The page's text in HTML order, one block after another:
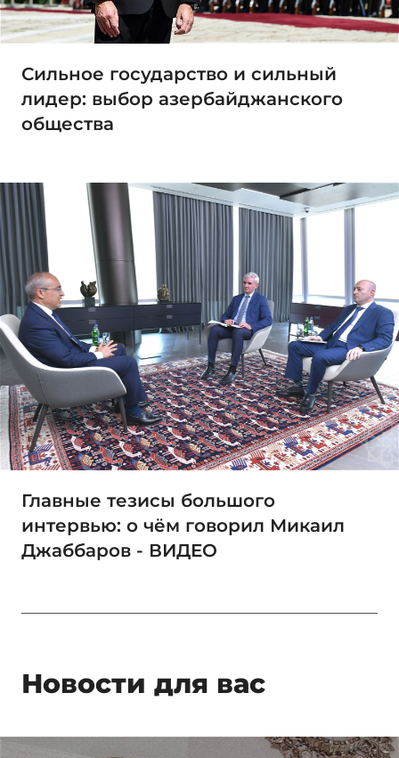
Сильное государство и сильный
лидер: выбор азербайджанского
общества
Главные тезисы большого
интервью: о чём говорил Микаил
Джаббаров - ВИДЕО
Новости для вас